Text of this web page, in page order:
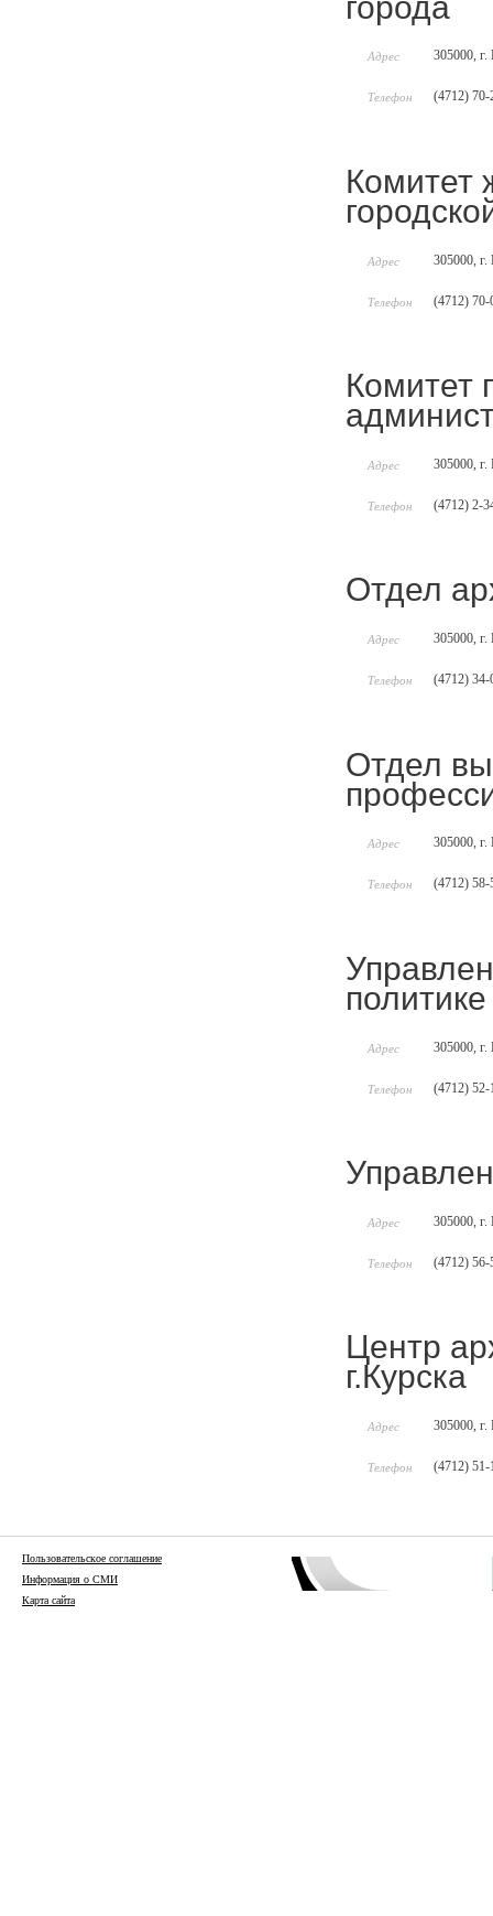
Адрес 305000, г.
Телефон (4712) 70-
Комитет
Адрес 305000, г.
Телефон (4712) 70-
Комитет
Адрес 305000, г.
Телефон (4712) 2-
Отдел
Адрес 305000, г.
Телефон (4712) 34-
Отдел
Адрес 305000, г.
Телефон (4712) 58-
политике
Адрес 305000, г.
Телефон (4712) 52-
Адрес 305000, г.
Телефон (4712) 56-
Центр
г.Курска
Адрес 305000, г.
Телефон (4712) 51-
Пользовательское соглашение
Информация о СМИ
Карта сайта